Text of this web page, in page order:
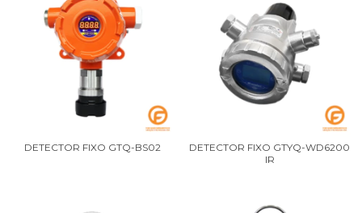
DETECTOR FIXO GTQ-BS02
DETECTOR FIXO GTYQ-WD6200
IR